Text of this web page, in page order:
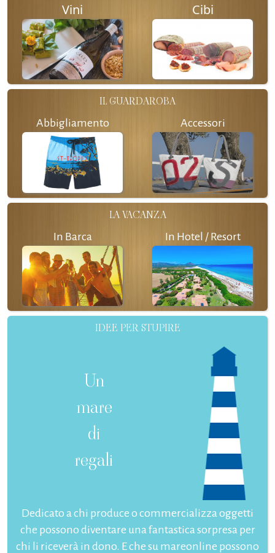
Vini Cibi
IL GUARDAROBA
Abbigliamento Accessori
LA VACANZA
In Barca In Hotel / Resort
IDEE PER STUPIRE
Un
mare
di
regali
Dedicato a chi produce o commercializza oggetti
che possono diventare una fantastica sorpresa per
chi li riceverà in dono. E che su mareonline possono